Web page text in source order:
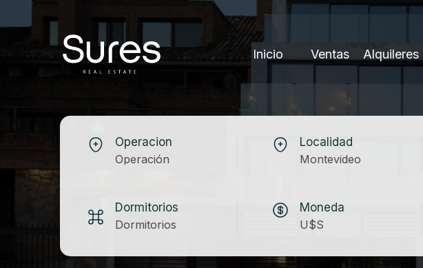
Inicio Ventas Alquileres
Operacion
Operación
Localidad
Montevideo
Dormitorios
Dormitorios
Moneda
U$S